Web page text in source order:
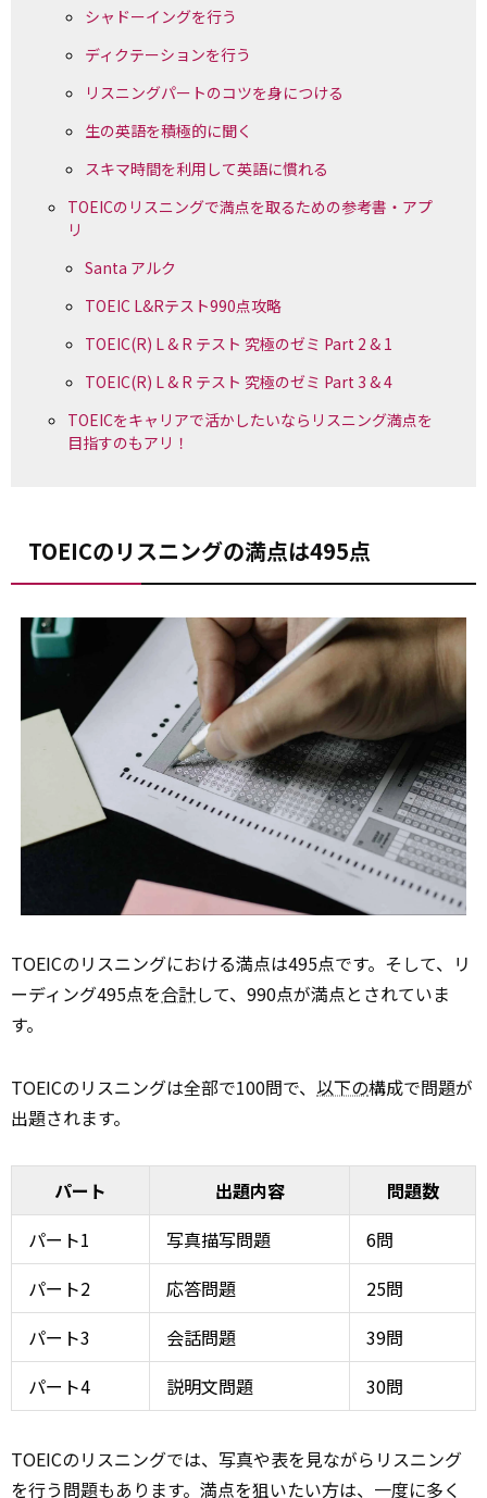
シャドーイングを行う
ディクテーションを行う
リスニングパートのコツを身につける
生の英語を積極的に聞く
スキマ時間を利用して英語に慣れる
TOEICのリスニングで満点を取るための参考書・アプ
リ
Santa アルク
TOEIC L&Rテスト990点攻略
TOEIC(R) L & R テスト 究極のゼミ Part 2 & 1
TOEIC(R) L & R テスト 究極のゼミ Part 3 & 4
TOEICをキャリアで活かしたいならリスニング満点を
目指すのもアリ！
TOEICのリスニングの満点は495点
TOEICのリスニングにおける満点は495点です。そして、リ
ーディング495点を合計して、990点が満点とされていま
す。
TOEICのリスニングは全部で100問で、 以下の構成で問題が
出題されます。
パート 出題内容
問題数
パート1
写真描写問題
6問
パート2
応答問題
25問
パート3
会話問題
39問
パート4
説明文問題 30問
TOEICのリスニングでは、写真や表を見ながらリスニング
を行う問題もあります。満点を狙いたい方は、一度に多く